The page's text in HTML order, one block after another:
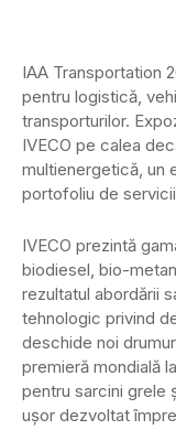
IAA Transportation
pentru logistică,
transporturilor.
IVECO pe calea
multienergetică, un
portofoliu de
IVECO prezintă
biodiesel, bio-
rezultatul abordării
tehnologic privind
deschide noi
premieră mondială
pentru sarcini grele
ușor dezvoltat